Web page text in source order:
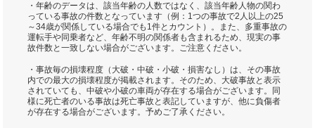
・年齢のデータは、該当年齢の人数ではなく、該当年齢人物の関わ
っている事故の件数となっています（例：1つの事故で2人以上の25
～34歳が関係している場合でも1件とカウント）。また、多重事故の
運転手や同乗者など、年齢不明の関係者も含まれるため、現実の事
故件数と一致しない場合がございます。ご注意ください。
・事故毎の損壊程度（大破・中破・小破・損害なし）は、その事故
内での最大の損壊程度が掲載されます。そのため、大破事故と表示
されていても、中破や小破の車両が存在する場合がございます。同
様に死亡者のいる事故は死亡事故と表記していますが、他に負傷者
が存在する場合がございます。予めご了承ください。